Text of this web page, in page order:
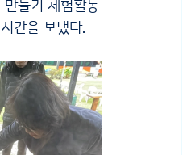
간을 보냈다.